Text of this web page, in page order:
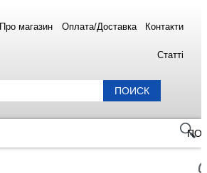
Про магазин Оплата/Доставка Контакти
Статті
ПОИСК